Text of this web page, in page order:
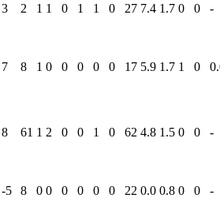
3 2 1 1 0 1 1 0 27 7.4 1.7 0 0
-
7 8 1 0 0 0 0 0 17 5.9 1.7 1 0
8 61 1 2 0 0 1 0 62 4.8 1.5 0 0
-
-5 8 0 0 0 0 0 0 22 0.0 0.8 0 0 -